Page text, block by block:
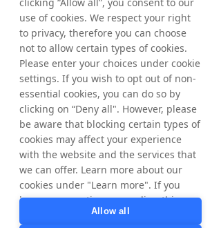
w 1999 r. Tradedoubler był pionierem
marketingu afiliacyjnego w Europie i od tego
czasu rozwinął swoją ofertę, aby objąć
zestaw rozwiązań, które pomagają
marketerom cyfrowym odnieść sukces. TD
CONVERT to rozwiązanie afiliacyjne
Tradedoubler, w którym reklamodawcy
płacą tylko za dostarczone wyniki. TD
CONNECT to globalna platforma
zarządzania partnerami white label, której
reklamodawcy mogą używać do zarządzania
swoją działalnością w zakresie marketingu
cyfrowego. TD ENGAGE to programowe
rozwiązanie Tradedoubler, które rozumie
klientów i identyfikuje podobnych nowych
use of cookies. We respect your right
to privacy, therefore you can choose
not to allow certain types of cookies.
Please enter your choices under cookie
settings. If you wish to opt out of non-
essential cookies, you can do so by
clicking on “Deny all". However, please
be aware that blocking certain types of
cookies may affect your experience
with the website and the services that
we can offer. Learn more about our
cookies under "Learn more". If you
have any questions regarding this,
Allow all